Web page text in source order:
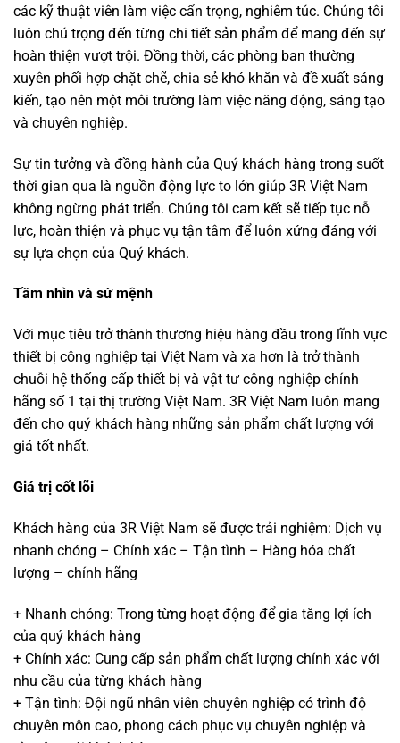
các kỹ thuật viên làm việc cẩn trọng, nghiêm túc. Chúng tôi
luôn chú trọng đến từng chi tiết sản phẩm để mang đến sự
hoàn thiện vượt trội. Đồng thời, các phòng ban thường
xuyên phối hợp chặt chẽ, chia sẻ khó khăn và đề xuất sáng
kiến, tạo nên một môi trường làm việc năng động, sáng tạo
và chuyên nghiệp.
Sự tin tưởng và đồng hành của Quý khách hàng trong suốt
thời gian qua là nguồn động lực to lớn giúp 3R Việt Nam
không ngừng phát triển. Chúng tôi cam kết sẽ tiếp tục nỗ
lực, hoàn thiện và phục vụ tận tâm để luôn xứng đáng với
sự lựa chọn của Quý khách.
Tầm nhìn và sứ mệnh
Với mục tiêu trở thành thương hiệu hàng đầu trong lĩnh vực
thiết bị công nghiệp tại Việt Nam và xa hơn là trở thành
chuỗi hệ thống cấp thiết bị và vật tư công nghiệp chính
hãng số 1 tại thị trường Việt Nam. 3R Việt Nam luôn mang
đến cho quý khách hàng những sản phẩm chất lượng với
giá tốt nhất.
Giá trị cốt lõi
Khách hàng của 3R Việt Nam sẽ được trải nghiệm: Dịch vụ
nhanh chóng – Chính xác – Tận tình – Hàng hóa chất
lượng – chính hãng
+ Nhanh chóng: Trong từng hoạt động để gia tăng lợi ích
của quý khách hàng
+ Chính xác: Cung cấp sản phẩm chất lượng chính xác với
nhu cầu của từng khách hàng
+ Tận tình: Đội ngũ nhân viên chuyên nghiệp có trình độ
chuyên môn cao, phong cách phục vụ chuyên nghiệp và